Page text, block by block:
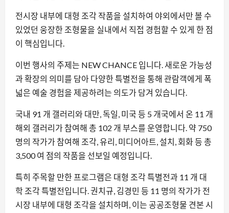
전시장 내부에 대형 조각 작품을 설치하여 야외에서만 볼 수
있었던 웅장한 조형물을 실내에서 직접 경험할 수 있게 한 점
이 핵심입니다.
이번 행사의 주제는 NEW CHANCE 입니다. 새로운 가능성
과 확장의 의미를 담아 다양한 특별전을 통해 관람객에게 폭
넓은 예술 경험을 제공하려는 의도가 담겨 있습니다.
국내 91 개 갤러리와 대만, 독일, 미국 등 5 개국에서 온 11 개
해외 갤러리가 참여해 총 102 개 부스를 운영합니다. 약 750
명의 작가가 참여해 조각, 유리, 미디어아트, 설치, 회화 등 총
3,500 여 점의 작품을 선보일 예정입니다.
특히 주목할 만한 프로그램은 대형 조각 특별전과 11 개 대
학 조각 특별전입니다. 권치규, 김경민 등 11 명의 작가가 전
시장 내부에 대형 조각을 설치하며, 이는 공공조형물 견본 시